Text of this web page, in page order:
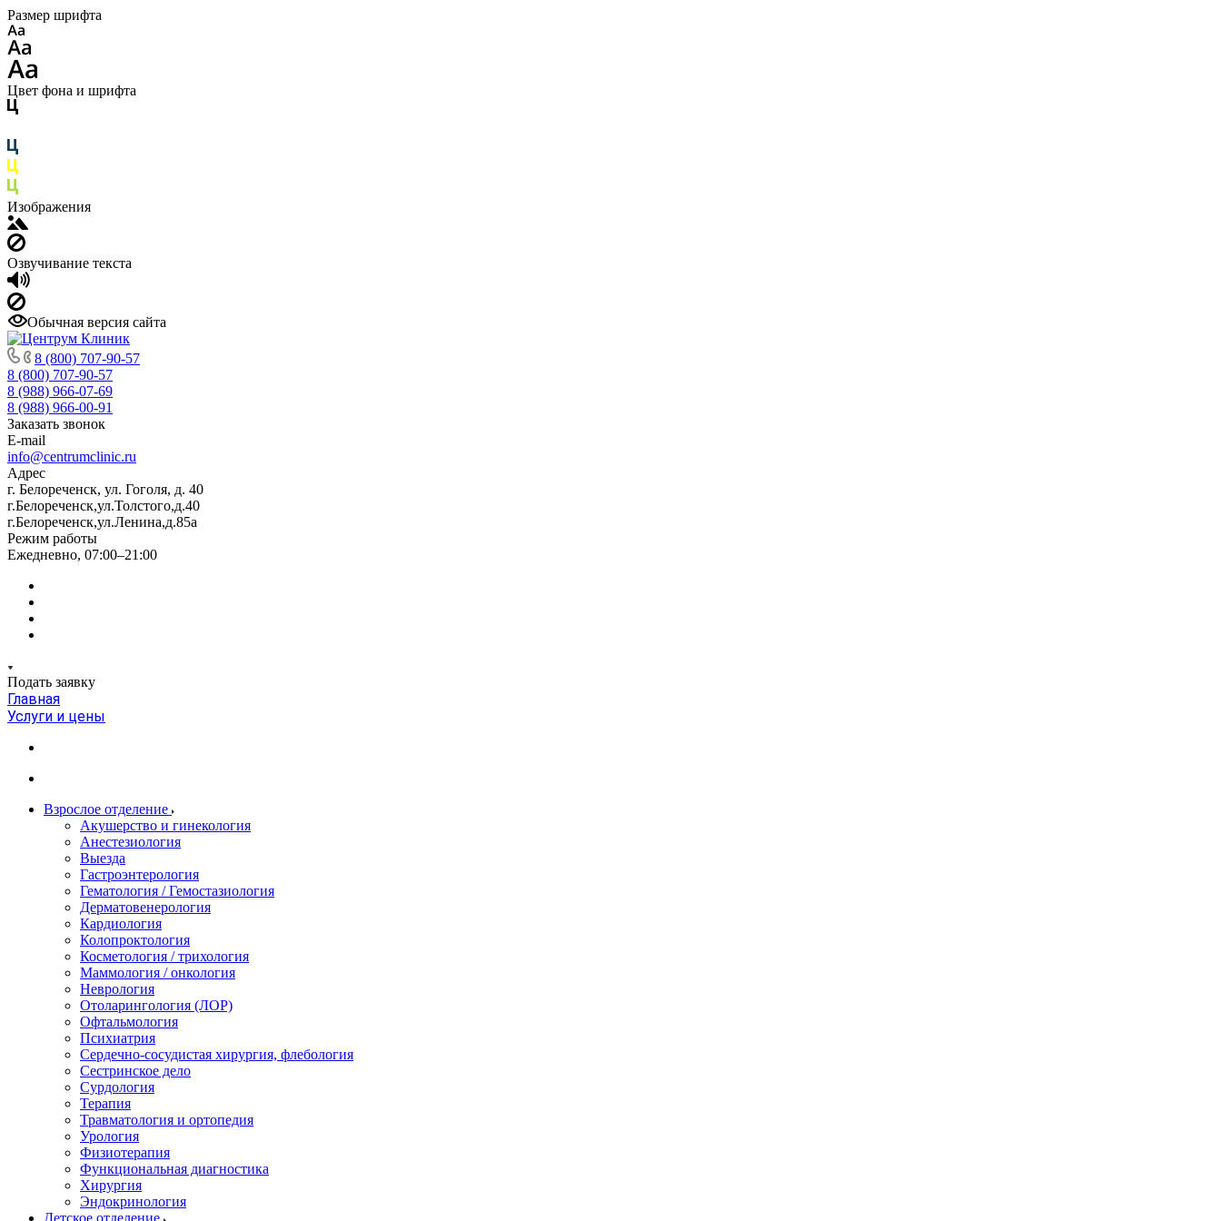
Размер шрифта
Цвет фона и шрифта
Изображения
Озвучивание текста
Обычная версия сайта
8 (800) 707-90-57
8 (800) 707-90-57
8 (988) 966-07-69
8 (988) 966-00-91
Заказать звонок
E-mail
info@centrumclinic.ru
Адрес
г. Белореченск, ул. Гоголя, д. 40
г.Белореченск,ул.Толстого,д.40
г.Белореченск,ул.Ленина,д.85а
Режим работы
Ежедневно, 07:00–21:00
Подать заявку
Главная
Услуги и цены
Взрослое отделение
Акушерство и гинекология
Анестезиология
Выезда
Гастроэнтерология
Гематология / Гемостазиология
Дерматовенерология
Кардиология
Колопроктология
Косметология / трихология
Маммология / онкология
Неврология
Отоларингология (ЛОР)
Офтальмология
Психиатрия
Сердечно-сосудистая хирургия, флебология
Сестринское дело
Сурдология
Терапия
Травматология и ортопедия
Урология
Физиотерапия
Функциональная диагностика
Хирургия
Эндокринология
Детское отделение